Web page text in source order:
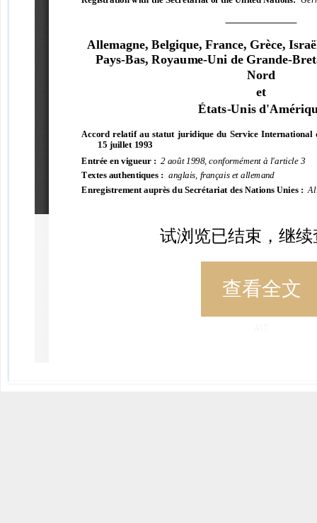
试浏览已结束，继续
查看全文